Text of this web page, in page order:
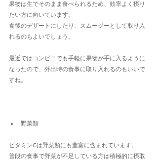
果物は生でそのまま食べられるため、効率よく摂り
たい方に向いています。
食後のデザートにしたり、スムージーとして取り入
れるのもよいでしょう。
最近ではコンビニでも手軽に果物が手に入るように
なったので、外出時の食事に取り入れるのもいいで
すね。
野菜類
ビタミンCは野菜類にも豊富に含まれています。
普段の食事で野菜が不足している方は積極的に摂取